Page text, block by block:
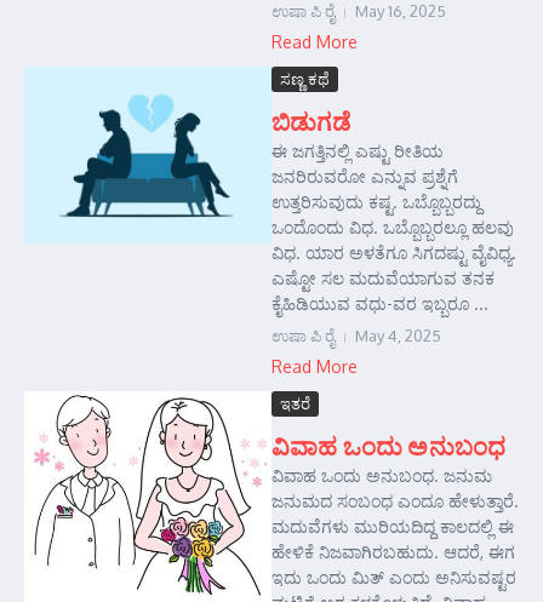
ಉಷಾ ಪಿ ರೈ May 16, 2025
Read More
ಸಣ್ಣ ಕಥೆ
ಬಿಡುಗಡೆ
ಈ ಜಗತ್ತಿನಲ್ಲಿ ಎಷ್ಟು ರೀತಿಯ
ಜನರಿರುವರೋ ಎನ್ನುವ ಪ್ರಶ್ನೆಗೆ
ಉತ್ತರಿಸುವುದು ಕಷ್ಟ. ಒಬ್ಬೊಬ್ಬರದ್ದು
ಒಂದೊಂದು ವಿಧ. ಒಬ್ಬೊಬ್ಬರಲ್ಲೂ ಹಲವು
ವಿಧ. ಯಾರ ಅಳತೆಗೂ ಸಿಗದಷ್ಟು ವೈವಿಧ್ಯ.
ಎಷ್ಟೋ ಸಲ ಮದುವೆಯಾಗುವ ತನಕ
ಕೈಹಿಡಿಯುವ ವಧು-ವರ ಇಬ್ಬರೂ ...
ಉಷಾ ಪಿ ರೈ May 4, 2025
Read More
ಇತರೆ
ವಿವಾಹ ಒಂದು ಅನುಬಂಧ
ವಿವಾಹ ಒಂದು ಅನುಬಂಧ. ಜನುಮ
ಜನುಮದ ಸಂಬಂಧ ಎಂದೂ ಹೇಳುತ್ತಾರೆ.
ಮದುವೆಗಳು ಮುರಿಯದಿದ್ದ ಕಾಲದಲ್ಲಿ ಈ
ಹೇಳಿಕೆ ನಿಜವಾಗಿರಬಹುದು. ಆದರೆ, ಈಗ
ಇದು ಒಂದು ಮಿತ್ ಎಂದು ಅನಿಸುವಷ್ಟರ